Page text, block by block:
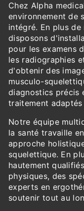
Chez Alpha
environnement de
intégré. En plus
disposons
pour les examens
les radiographies
d'obtenir des
musculo-
diagnostics précis
traitement
Notre équipe
la santé travaille
approche
squelettique. En
hautement
physiques, des
experts en
soutenir tout au